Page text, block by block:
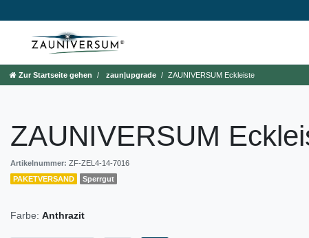
Zur Startseite gehen zaun|upgrade ZAUNIVERSUM Eckleiste
ZAUNIVERSUM
Artikelnummer: ZF-ZEL4-14-7016
PAKETVERSAND
Sperrgut
Farbe: Anthrazit